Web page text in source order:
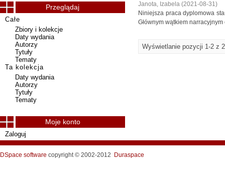
Janota, Izabela (2021-08-31)
Niniejsza praca dyplomowa
Głównym wątkiem
Wyświetlanie pozycji 1-2 z 2
Przeglądaj
Całe
Zbiory i kolekcje
Daty wydania
Autorzy
Tytuły
Tematy
Ta kolekcja
Daty wydania
Autorzy
Tytuły
Tematy
Moje konto
Zaloguj
DSpace software copyright © 2002-2012 Duraspace